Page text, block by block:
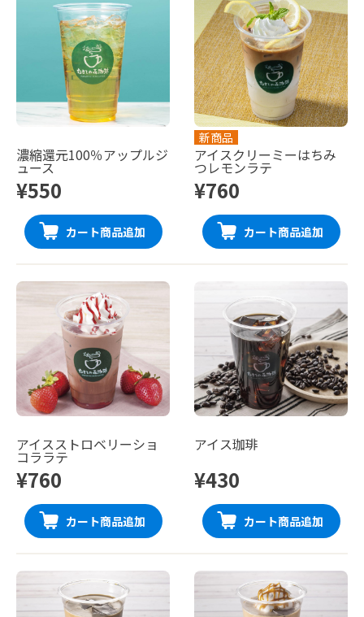
濃縮還元100％アップルジ
ュース
¥550
カート商品追加
新商品
アイスクリーミーはちみ
つレモンラテ
¥760
カート商品追加
アイスストロベリーショ
コララテ
¥760
カート商品追加
アイス珈琲
¥430
カート商品追加